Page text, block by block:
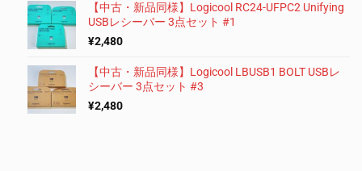
【中古・新品同様】Logicool RC24-UFPC2 Unifying
USBレシーバー 3点セット #1
¥2,480
【中古・新品同様】Logicool LBUSB1 BOLT USBレ
シーバー 3点セット #3
¥2,480